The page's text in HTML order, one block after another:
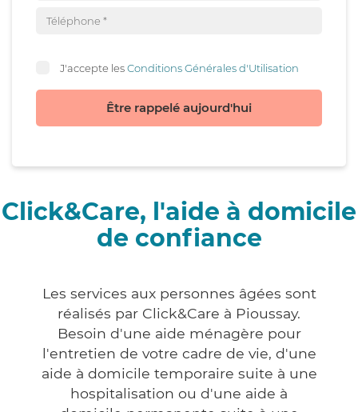
J'accepte lesConditions Générales d'Utilisation
Être rappelé aujourd'hui
Click&Care, l'aide à domicile
de confiance
Les services aux personnes âgées sont
réalisés par Click&Care à Pioussay.
Besoin d'une aide ménagère pour
l'entretien de votre cadre de vie, d'une
aide à domicile temporaire suite à une
hospitalisation ou d'une aide à